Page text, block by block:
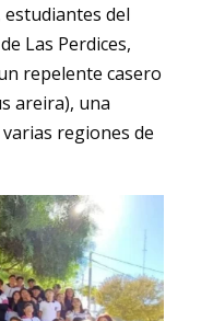
del
Las Perdices,
repelente casero
areira), una
regiones de